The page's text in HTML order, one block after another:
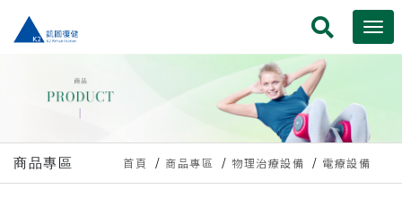
商品專區 首頁 商品專區 物理治療設備 電療設備